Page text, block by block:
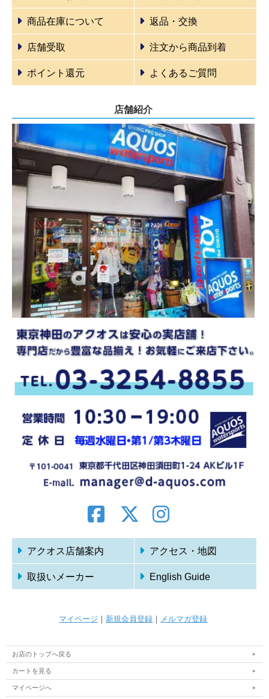
商品在庫について 返品・交換
店舗受取 注文から商品到着
ポイント還元 よくあるご質問
店舗紹介
アクオス店舗案内 アクセス・地図
取扱いメーカー English Guide
マイページ ｜ 新規会員登録 ｜ メルマガ登録
お店のトップへ戻る
カートを見る
マイページへ